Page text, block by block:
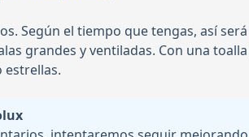
Según el tiempo que tengas, así
grandes y ventiladas. Con una
estrellas.